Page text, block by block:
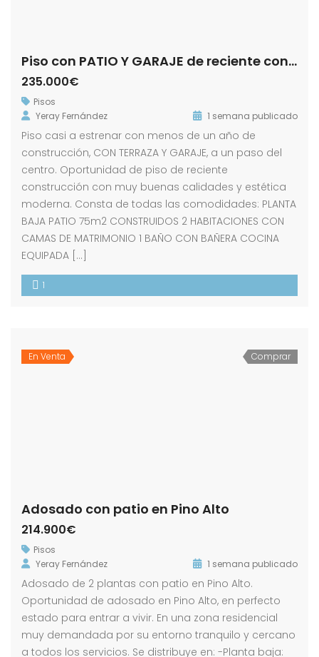
Piso con PATIO Y GARAJE de reciente construcción
235.000€
Pisos
Yeray Fernández
1 semana publicado
Piso casi a estrenar con menos de un año de
construcción, CON TERRAZA Y GARAJE, a un paso del
centro. Oportunidad de piso de reciente
construcción con muy buenas calidades y estética
moderna. Consta de todas las comodidades: PLANTA
BAJA PATIO 75m2 CONSTRUIDOS 2 HABITACIONES CON
CAMAS DE MATRIMONIO 1 BAÑO CON BAÑERA COCINA
EQUIPADA […]
1
En Venta Comprar
Adosado con patio en Pino Alto
214.900€
Pisos
Yeray Fernández
1 semana publicado
Adosado de 2 plantas con patio en Pino Alto.
Oportunidad de adosado en Pino Alto, en perfecto
estado para entrar a vivir. En una zona residencial
muy demandada por su entorno tranquilo y cercano
a todos los servicios. Se distribuye en: -Planta baja: